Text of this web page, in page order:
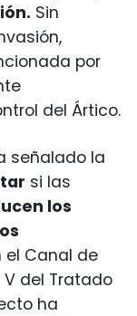
Sin
por
del Ártico.
señalado la
si las
los
Canal de
del Tratado
ha